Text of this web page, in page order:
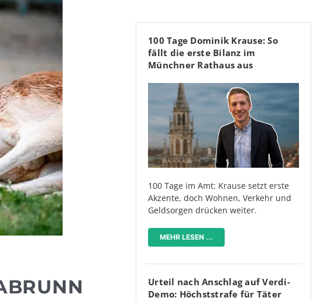
100 Tage Dominik Krause: So
fällt die erste Bilanz im
Münchner Rathaus aus
100 Tage im Amt: Krause setzt erste
Akzente, doch Wohnen, Verkehr und
Geldsorgen drücken weiter.
MEHR LESEN ...
Urteil nach Anschlag auf Verdi-
Demo: Höchststrafe für Täter